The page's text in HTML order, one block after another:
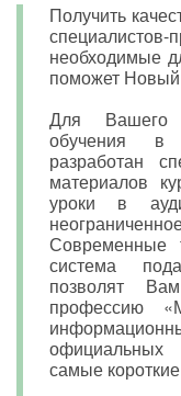
Получить
необходимые
поможет Новый
Для Вашего
обучения в
разработан
материалов
уроки в
Современные
система
позволят
профессию
официальных
самые